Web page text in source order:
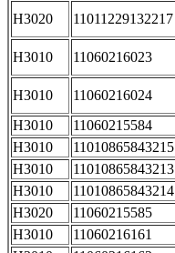
H3020 11011229132217
H3010 11060216023
H3010 11060216024
H3010
11060215584
H3010
11010865843215
H3010
11010865843213
H3010
11010865843214
H3020
11060215585
H3010
11060216161